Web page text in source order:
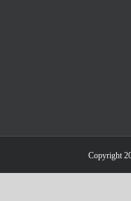
Copyright